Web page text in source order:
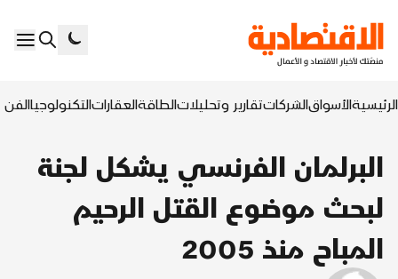
الرئيسيةالأسواقالشركاتتقارير وتحليلاتالطاقةالعقاراتالتكنولوجياالفن
البرلمان الفرنسي يشكل لجنة
لبحث موضوع القتل الرحيم
المباح منذ 2005